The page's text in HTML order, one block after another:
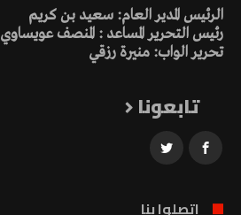
الرئيس المدير العام: سعيد بن كريم
رئيس التحرير المساعد : المنصف عويساوي
تحرير الواب: منيرة رزقي
تابعونا
اتصلوا بنا